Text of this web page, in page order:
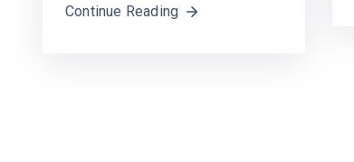
Continue Reading